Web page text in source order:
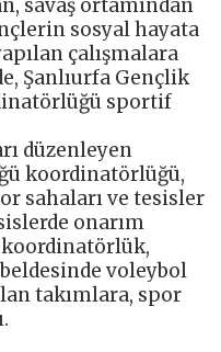
savaş ortamından
sosyal hayata
çalışmalara
Şanlıurfa Gençlik
sportif
düzenleyen
koordinatörlüğü,
sahaları ve tesisler
onarım
koordinatörlük,
beldesinde voleybol
takımlara, spor